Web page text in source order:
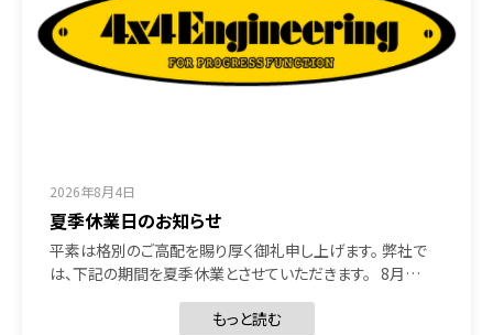
2026年8月4日
夏季休業日のお知らせ
平素は格別のご高配を賜り厚く御礼申し上げます。 弊社で
は、下記の期間を夏季休業とさせていただきます。 8月…
もっと読む